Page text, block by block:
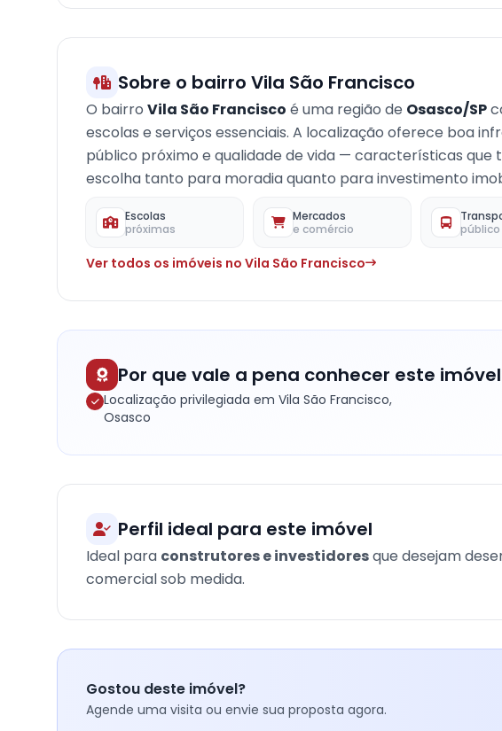
−
Sobre o bairro Vila São Francisco
O bairro Vila São Francisco é uma região de Osasco/SP
escolas e serviços essenciais. A localização oferece boa
público próximo e qualidade de vida — características
escolha tanto para moradia quanto para investimento
Escolas
próximas
Mercados
e comércio
público
Ver todos os imóveis no Vila São Francisco
Por que vale a pena conhecer este imóvel
Localização privilegiada em Vila São Francisco,
Osasco
Perfil ideal para este imóvel
Ideal para construtores e investidoresque desejam
comercial sob medida.
Gostou deste imóvel?
Agende uma visita ou envie sua proposta agora.